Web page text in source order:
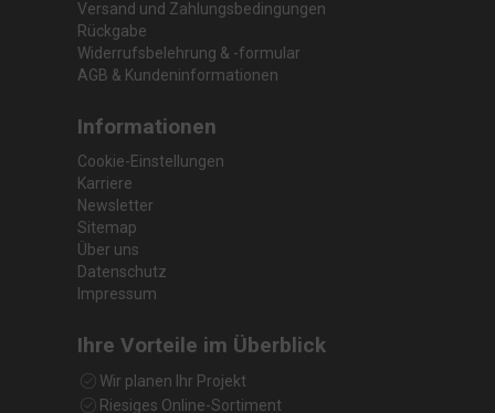
Versand und Zahlungsbedingungen
Rückgabe
Widerrufsbelehrung & -formular
AGB & Kundeninformationen
Informationen
Cookie-Einstellungen
Karriere
Newsletter
Sitemap
Über uns
Datenschutz
Impressum
Ihre Vorteile im Überblick
Wir planen Ihr Projekt
Riesiges Online-Sortiment